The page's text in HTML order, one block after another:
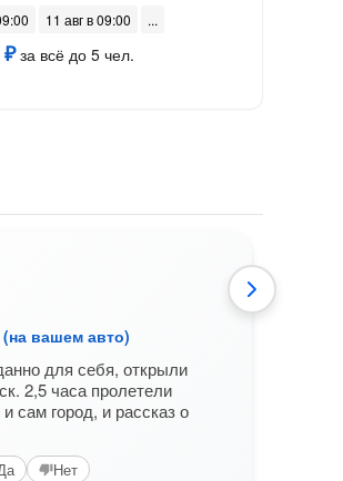
11 авг в 09:00
за всё до 5 чел.
вашем авто)
для себя, открыли
2,5 часа пролетели
сам город, и рассказ о
Нет